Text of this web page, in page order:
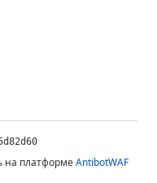
на платформеAntibotWAF